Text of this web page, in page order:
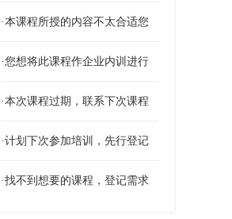
·本课程所授的内容不太合适您
·您想将此课程作企业内训进行
·本次课程过期，联系下次课程
·计划下次参加培训，先行登记
·找不到想要的课程，登记需求